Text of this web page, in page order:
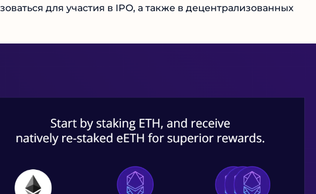
для участия в IPO, а также в децентрализованных